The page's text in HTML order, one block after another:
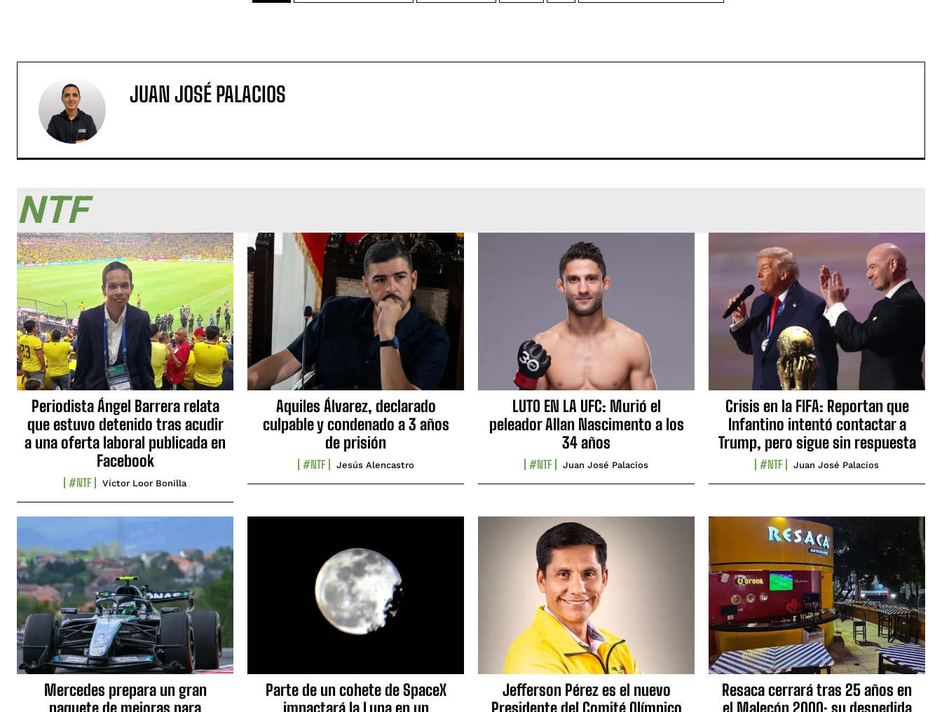
JUAN JOSÉ PALACIOS
NTF
Periodista Ángel Barrera relata
que estuvo detenido tras acudir
a una oferta laboral publicada en
Facebook
#NTF Víctor Loor Bonilla
Aquiles Álvarez, declarado
culpable y condenado a 3 años
de prisión
#NTF Jesús Alencastro
LUTO EN LA UFC: Murió el
peleador Allan Nascimento a los
34 años
#NTF Juan José Palacios
Crisis en la FIFA: Reportan que
Infantino intentó contactar a
Trump, pero sigue sin respuesta
#NTF Juan José Palacios
Mercedes prepara un gran
paquete de mejoras para
Parte de un cohete de SpaceX
impactará la Luna en un
Jefferson Pérez es el nuevo
Presidente del Comité Olímpico
Resaca cerrará tras 25 años en
el Malecón 2000: su despedida